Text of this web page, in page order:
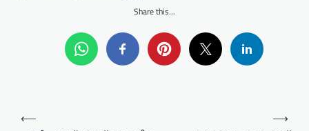
Share this...
⟵
⟶